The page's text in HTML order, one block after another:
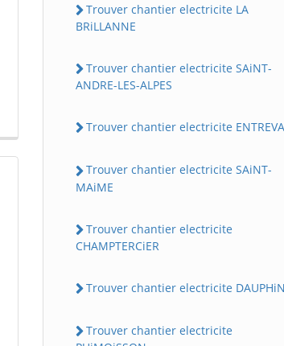
Trouver chantier electricite LA
BRiLLANNE
Trouver chantier electricite SAiNT-
ANDRE-LES-ALPES
Trouver chantier electricite
Trouver chantier electricite SAiNT-
MAiME
Trouver chantier electricite
CHAMPTERCiER
Trouver chantier electricite DAUPHiN
Trouver chantier electricite